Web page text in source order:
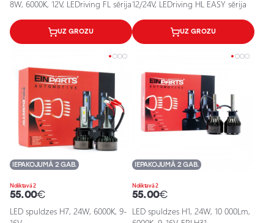
8W, 6000K, 12V, LEDriving FL sērija
UZ GROZU
12/24V, LEDriving HL EASY sērija
UZ GROZU
Noliktavā 2
IEPAKOJUMĀ 2 GAB.
55.00€
LED spuldzes H7, 24W, 6000K, 9-
Noliktavā 2
IEPAKOJUMĀ 2 GAB.
55.00€
LED spuldzes H1, 24W, 10 000Lm,